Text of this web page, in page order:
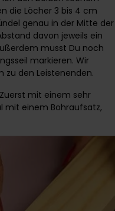
die Löcher 3 bis 4 cm
genau in der Mitte der
davon jeweils ein
musst Du noch
markieren. Wir
zu den Leistenenden.
mit einem sehr
mit einem Bohraufsatz,